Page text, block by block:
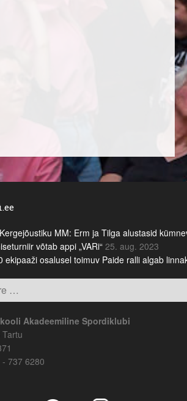
MM: Erm ja Tilga alustasid
võtab appi „VARi“ 25. aug. 2023
ekipaaži osalusel toimuv Paide ralli algab
Akadeemiline Spordiklubi
737 6280